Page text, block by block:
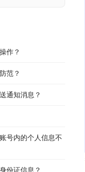
作？
范？
通知消息？
号内的个人信息不
份证信息？